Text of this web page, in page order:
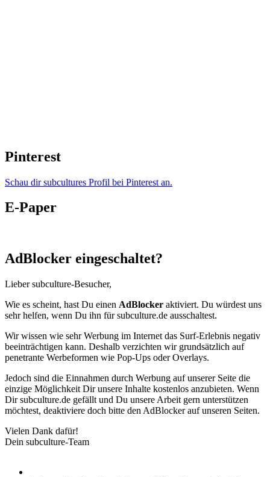
Pinterest
Schau dir subcultures Profil bei Pinterest an.
E-Paper
AdBlocker eingeschaltet?
Lieber subculture-Besucher,
Wie es scheint, hast Du einen AdBlocker aktiviert. Du würdest uns
sehr helfen, wenn Du ihn für subculture.de ausschaltest.
Wir wissen wie sehr Werbung im Internet das Surf-Erlebnis negativ
beeinträchtigen kann. Deshalb verzichten wir grundsätzlich auf
penetrante Werbeformen wie Pop-Ups oder Overlays.
Jedoch sind die Einnahmen durch Werbung auf unserer Seite die
einzige Möglichkeit Dir unsere Inhalte kostenlos anzubieten. Wenn
Dir subculture.de gefällt und Du unsere Arbeit gern unterstützen
möchtest, deaktiviere doch bitte den AdBlocker auf unseren Seiten.
Vielen Dank dafür!
Dein subculture-Team